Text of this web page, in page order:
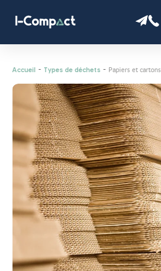
Accueil - Types de déchets - Papiers et cartons